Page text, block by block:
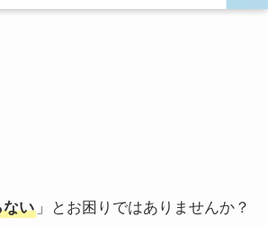
ない 」とお困りではありませんか？